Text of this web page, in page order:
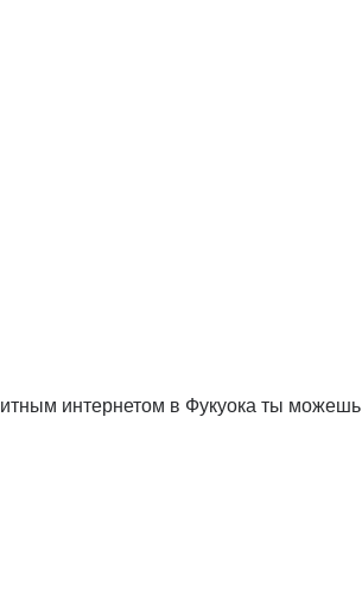
интернетом в Фукуока ты можешь